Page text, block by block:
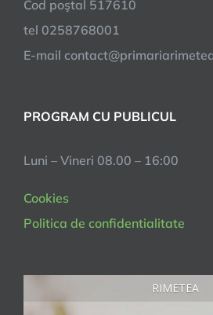
Cod poştal 517610
tel 0258768001
E-mail
PROGRAM CU PUBLICUL
Luni – Vineri 08.00 – 16:00
Cookies
Politica de confidentialitate
RIMETEA